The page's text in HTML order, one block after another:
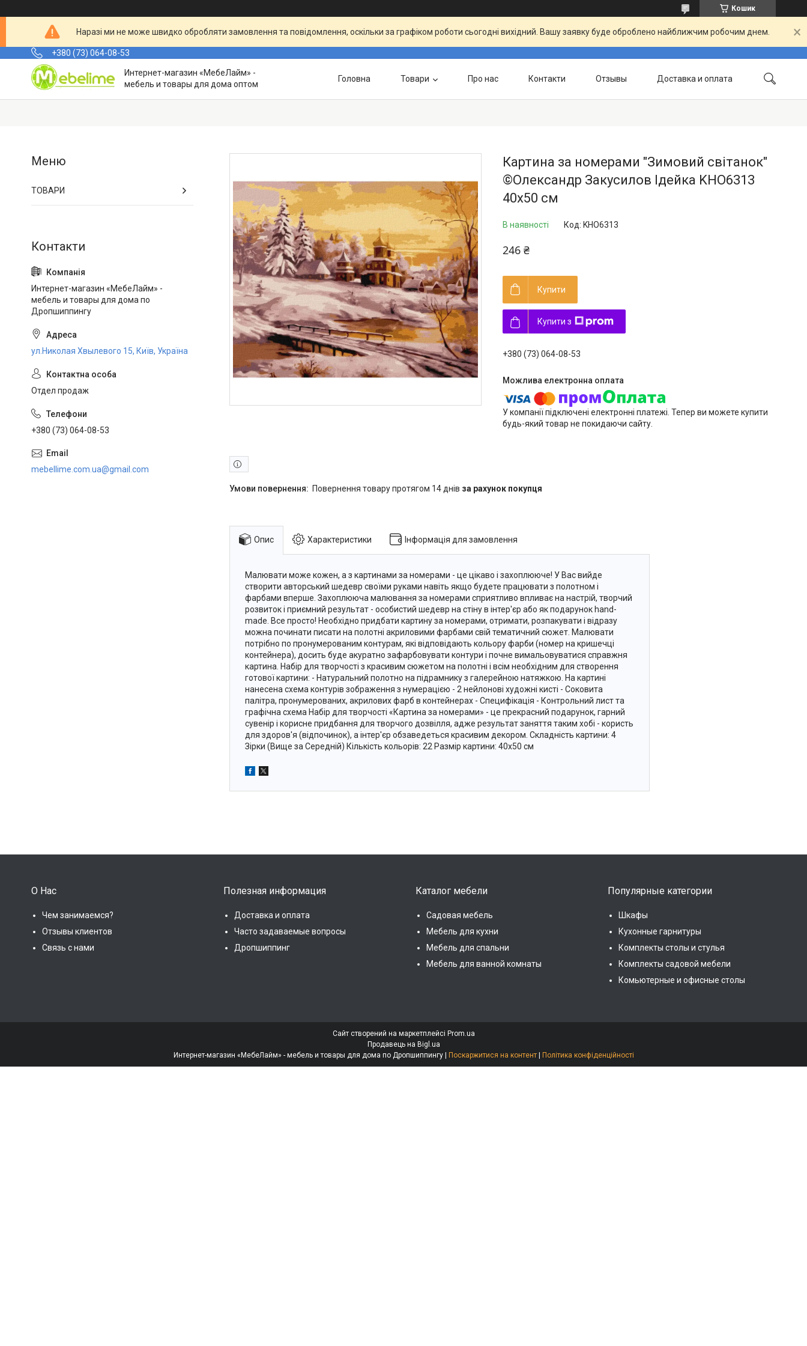
Кошик
Наразі ми не може швидко обробляти замовлення та повідомлення, оскільки за графіком роботи сьогодні вихідний. Вашу заявку буде оброблено найближчим робочим днем.
+380 (73) 064-08-53
Интернет-магазин «МебеЛайм» -
мебель и товары для дома оптом
Головна Товари Про нас Контакти Отзывы Доставка и оплата
Картина за номерами "Зимовий світанок"
©Олександр Закусилов Ідейка KHO6313
40х50 см
В наявності Код: KHO6313
246 ₴
Купити
Купити з
+380 (73) 064-08-53
У компанії підключені електронні платежі. Тепер ви можете купити
будь-який товар не покидаючи сайту.
повернення товару протягом 14 днів за рахунок покупця
Опис Характеристики Інформація для замовлення
Малювати може кожен, а з картинами за номерами - це цікаво і захоплююче! У Вас вийде
створити авторський шедевр своїми руками навіть якщо будете працювати з полотном і
фарбами вперше. Захоплююча малювання за номерами сприятливо впливає на настрій, творчий
розвиток і приємний результат - особистий шедевр на стіну в інтер'єр або як подарунок hand-
made. Все просто! Необхідно придбати картину за номерами, отримати, розпакувати і відразу
можна починати писати на полотні акриловими фарбами свій тематичний сюжет. Малювати
потрібно по пронумерованим контурам, які відповідають кольору фарби (номер на кришечці
контейнера), досить буде акуратно зафарбовувати контури і почне вимальовуватися справжня
картина. Набір для творчості з красивим сюжетом на полотні і всім необхідним для створення
готової картини: - Натуральний полотно на підрамнику з галерейною натяжкою. На картині
нанесена схема контурів зображення з нумерацією - 2 нейлонові художні кисті - Соковита
палітра, пронумерованих, акрилових фарб в контейнерах - Специфікація - Контрольний лист та
графічна схема Набір для творчості «Картина за номерами» - це прекрасний подарунок, гарний
сувенір і корисне придбання для творчого дозвілля, адже результат заняття таким хобі - користь
для здоров'я (відпочинок), а інтер'єр обзаведеться красивим декором. Складність картини: 4
Зірки (Вище за Середній) Кількість кольорів: 22 Размір картини: 40х50 см
ТОВАРИ
Интернет-магазин «МебеЛайм» -
мебель и товары для дома по
Дропшиппингу
ул.Николая Хвылевого 15, Київ, Україна
Отдел продаж
+380 (73) 064-08-53
mebellime.com.ua@gmail.com
О Нас
Чем занимаемся?
Отзывы клиентов
Связь с нами
Полезная информация
Доставка и оплата
Часто задаваемые вопросы
Дропшиппинг
Каталог мебели
Садовая мебель
Мебель для кухни
Мебель для спальни
Мебель для ванной комнаты
Популярные категории
Шкафы
Кухонные гарнитуры
Комплекты столы и стулья
Комплекты садовой мебели
Комьютерные и офисные столы
Сайт створений на маркетплейсі Prom.ua
Продавець на Bigl.ua
Поскаржитися на контент Політика конфіденційності